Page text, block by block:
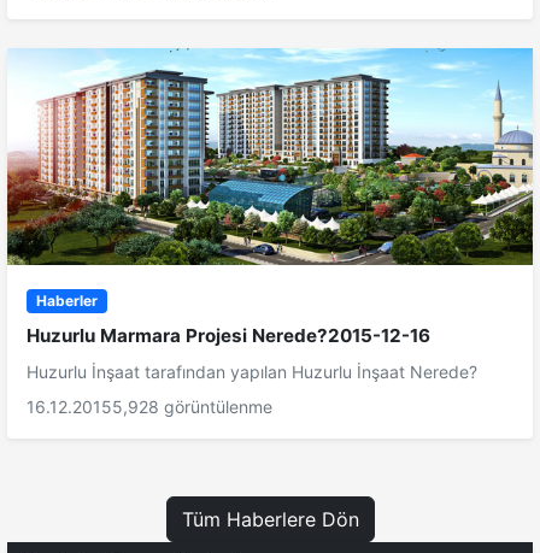
Haberler
Huzurlu Marmara Projesi Nerede?2015-12-16
Huzurlu İnşaat tarafından yapılan Huzurlu İnşaat Nerede?
16.12.20155,928 görüntülenme
Tüm Haberlere Dön